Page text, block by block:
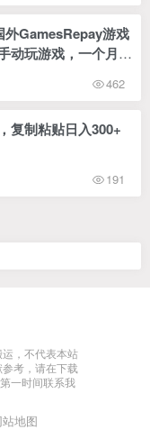
外GamesRepay游戏
动玩游戏，一个月收
法教程】
462
复制粘贴日入300+
191
，不代表本站
考，请在下载
一时间联系我
站地图